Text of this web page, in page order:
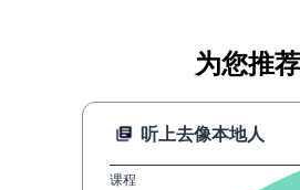
为您推荐
听上去像本地人
课程